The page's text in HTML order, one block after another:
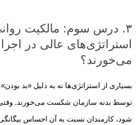
۳. درس سوم: مالکیت
استراتژی‌های عالی در
می‌خورند؟
بسیاری از استراتژی‌ها نه به دلیل «بد
توسط بدنه سازمان شکست می‌خورند. وقتی
شود، کارمندان نسبت به آن احساس